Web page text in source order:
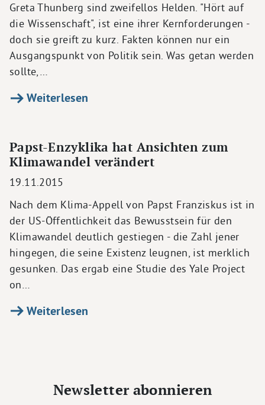
Greta Thunberg sind zweifellos Helden. "Hört auf
die Wissenschaft", ist eine ihrer Kernforderungen -
doch sie greift zu kurz. Fakten können nur ein
Ausgangspunkt von Politik sein. Was getan werden
sollte,…
Weiterlesen
Papst-Enzyklika hat Ansichten zum
Klimawandel verändert
19.11.2015
Nach dem Klima-Appell von Papst Franziskus ist in
der US-Öffentlichkeit das Bewusstsein für den
Klimawandel deutlich gestiegen - die Zahl jener
hingegen, die seine Existenz leugnen, ist merklich
gesunken. Das ergab eine Studie des Yale Project
on…
Weiterlesen
Newsletter abonnieren